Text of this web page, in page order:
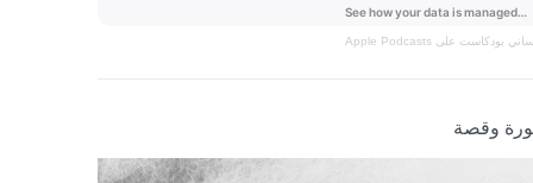
بودكاست على Apple Podcasts
وقصة